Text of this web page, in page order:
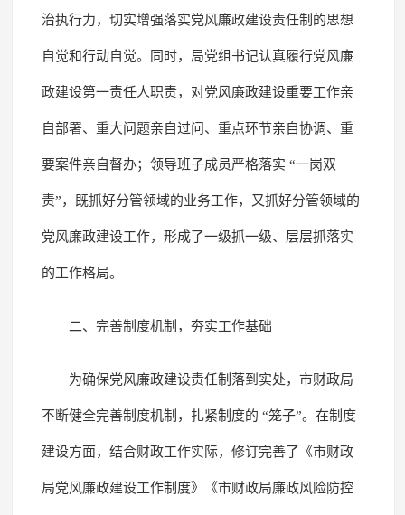
治执行力，切实增强落实党风廉政建设责任制的思想
自觉和行动自觉。同时，局党组书记认真履行党风廉
政建设第一责任人职责，对党风廉政建设重要工作亲
自部署、重大问题亲自过问、重点环节亲自协调、重
要案件亲自督办；领导班子成员严格落实 “一岗双
责”，既抓好分管领域的业务工作，又抓好分管领域的
党风廉政建设工作，形成了一级抓一级、层层抓落实
的工作格局。
二、完善制度机制，夯实工作基础
为确保党风廉政建设责任制落到实处，市财政局
不断健全完善制度机制，扎紧制度的 “笼子”。在制度
建设方面，结合财政工作实际，修订完善了《市财政
局党风廉政建设工作制度》《市财政局廉政风险防控